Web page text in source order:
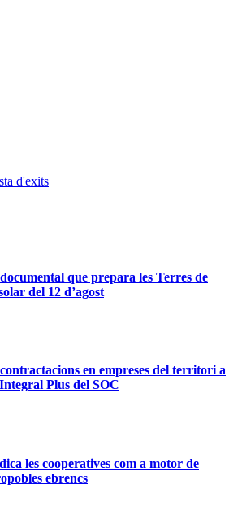
que prepara les Terres de
del 12 d’agost
en empreses del territori a
Plus del SOC
les cooperatives com a motor de
ebrencs